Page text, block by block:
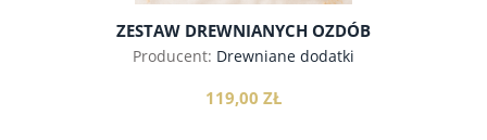
ZESTAW DREWNIANYCH OZDÓB
CHOINKOWYCH LUDZIKI, 12SZT
Producent: Drewniane dodatki
119,00 ZŁ